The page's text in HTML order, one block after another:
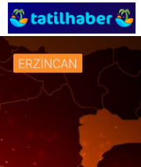
ifadeleri